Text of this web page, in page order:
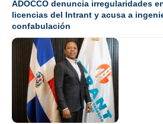
ADOCCO denuncia irregularidades
licencias del Intrant y acusa a
confabulación